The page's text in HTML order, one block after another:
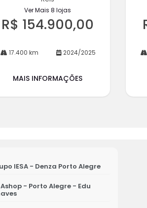
Ver Mais 8 lojas
R$ 154.900,00
17.400 km 2024/2025
MAIS INFORMAÇÕES
IESA - Denza Porto Alegre
- Porto Alegre - Edu